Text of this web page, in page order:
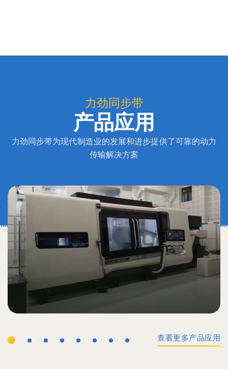
力劲同步带
产品应用
力劲同步带为现代制造业的发展和进步提供了可靠的动力
传输解决方案
查看更多产品应用